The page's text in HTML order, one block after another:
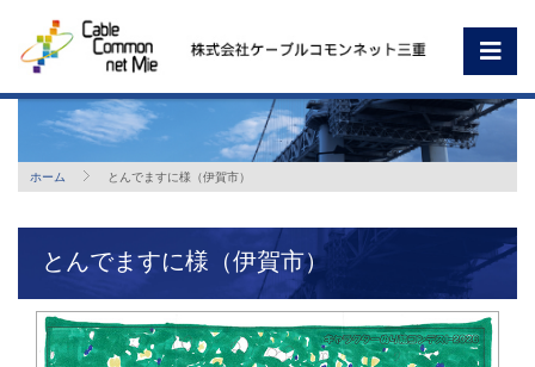
ホーム とんでますに様（伊賀市）
とんでますに様（伊賀市）